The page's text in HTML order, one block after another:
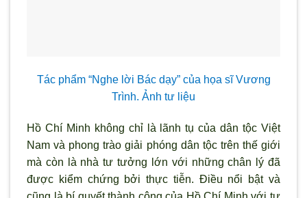
Tác phẩm “Nghe lời Bác dạy” của họa sĩ Vương
Trình. Ảnh tư liệu
Hồ Chí Minh không chỉ là lãnh tụ của dân tộc Việt
Nam và phong trào giải phóng dân tộc trên thế giới
mà còn là nhà tư tưởng lớn với những chân lý đã
được kiểm chứng bởi thực tiễn. Điều nổi bật và